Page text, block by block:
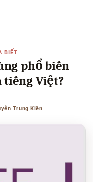
BIẾT
phổ biến
tiếng Việt?
Trung Kiên